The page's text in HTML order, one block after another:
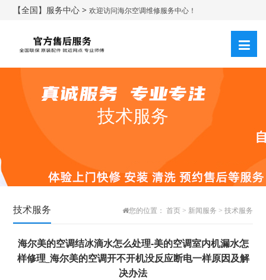
【全国】服务中心 >欢迎访问海尔空调维修服务中心！
技术服务
技术服务 您的位置： 首页> 新闻服务 > 技术服务
海尔美的空调结冰滴水怎么处理-美的空调室内机漏水怎
样修理_海尔美的空调开不开机没反应断电一样原因及解
决办法